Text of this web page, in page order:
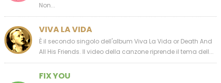
Non...
VIVA LA VIDA
È il secondo singolo dell'album Viva La Vida or Death And
All His Friends. Il video della canzone riprende il tema dell...
FIX YOU